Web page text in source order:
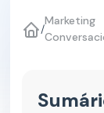
/
Marketing